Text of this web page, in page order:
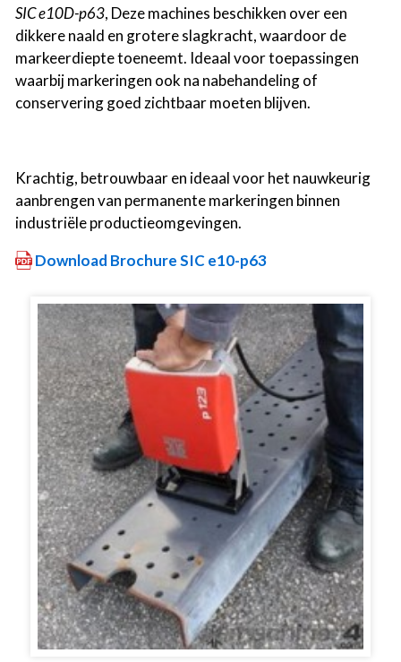
SIC e10D-p63, Deze machines beschikken over een
dikkere naald en grotere slagkracht, waardoor de
markeerdiepte toeneemt. Ideaal voor toepassingen
waarbij markeringen ook na nabehandeling of
conservering goed zichtbaar moeten blijven.
Krachtig, betrouwbaar en ideaal voor het nauwkeurig
aanbrengen van permanente markeringen binnen
industriële productieomgevingen.
Download Brochure SIC e10-p63